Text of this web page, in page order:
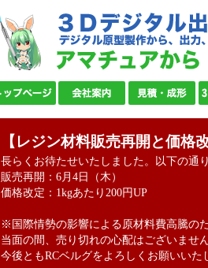
【レジン材料販売再開と価格
長らくお待たせいたしました。以下の通
販売再開：6月4日（木）
価格改定：1kgあたり200円UP
※国際情勢の影響による原材料費高騰の
当面の間、売り切れの心配はございませ
今後ともRCベルグをよろしくお願いいた